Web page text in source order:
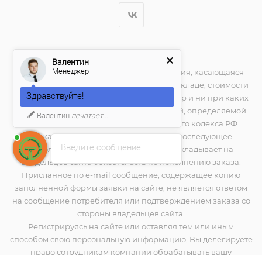
2026 © techno-place.store
Вся представленная на сайте информация, касающаяся
технических характеристик, наличия на складе, стоимости
товаров, носит информационный характер и ни при каких
условиях не является публичной офертой, определяемой
положениями Статьи 437(2) Гражданского кодекса РФ.
Нажатие на кнопку "купить", а также последующее
заполнение тех или иных форм, не накладывает на
владельцев сайта обязательств по исполнению заказа.
Присланное по e-mail сообщение, содержащее копию
заполненной формы заявки на сайте, не является ответом
на сообщение потребителя или подтверждением заказа со
стороны владельцев сайта.
Регистрируясь на сайте или оставляя тем или иным
способом свою персональную информацию, Вы делегируете
право сотрудникам компании обрабатывать вашу
Введите сообщение
Валентин
Менеджер
Здравствуйте!
Валентин печатает...